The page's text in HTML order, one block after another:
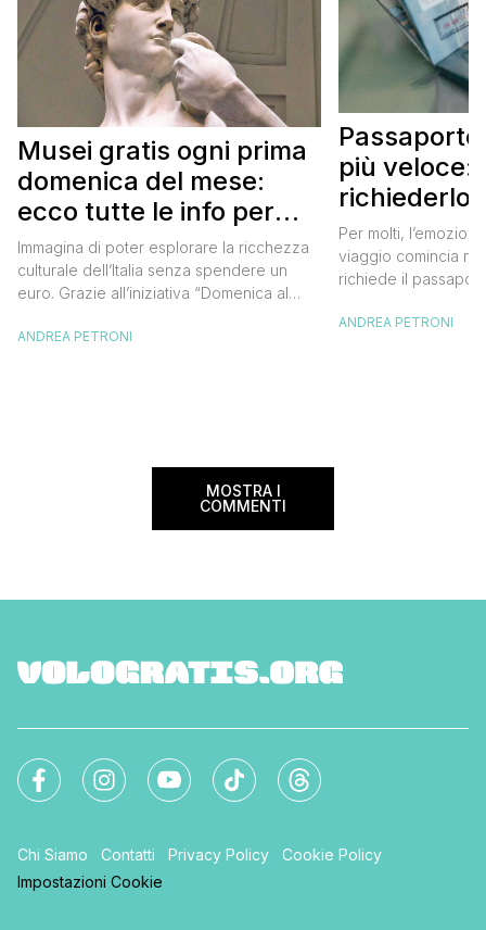
Musei gratis ogni prima
domenica del mese:
ecco tutte le info per
approfittarne
Immagina di poter esplorare la ricchezza
culturale dell’Italia senza spendere un
euro. Grazie all’iniziativa “Domenica al
mano. Ogni prima domenica del mese, tutti
ANDREA PETRONI
più veloce:
richiederlo
Per molti,
viaggio comincia
richiede il
ottenimento di
ANDREA PETRONI
MOSTRA I
COMMENTI
Chi Siamo Contatti Privacy Policy
Cookie Policy
Impostazioni Cookie